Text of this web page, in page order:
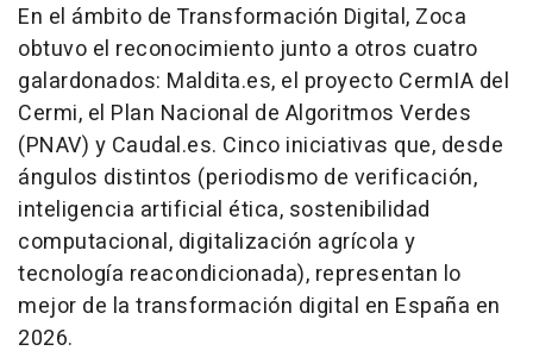
En el ámbito de Transformación Digital, Zoca
obtuvo el reconocimiento junto a otros cuatro
galardonados: Maldita.es, el proyecto CermIA del
Cermi, el Plan Nacional de Algoritmos Verdes
(PNAV) y Caudal.es. Cinco iniciativas que, desde
ángulos distintos (periodismo de verificación,
inteligencia artificial ética, sostenibilidad
computacional, digitalización agrícola y
tecnología reacondicionada), representan lo
mejor de la transformación digital en España en
2026.